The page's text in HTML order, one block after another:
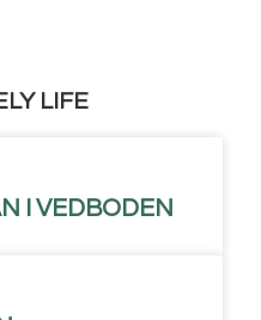
LIFE
I VEDBODEN